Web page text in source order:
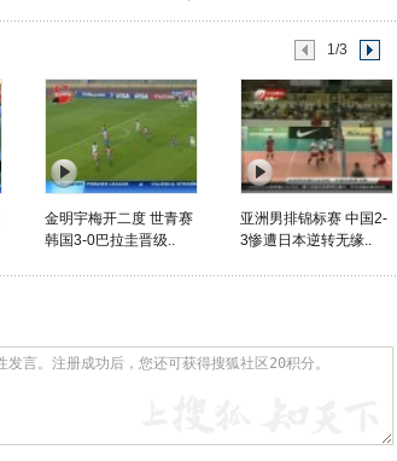
1/3
金明宇梅开二度 世青赛
韩国3-0巴拉圭晋级..
亚洲男排锦标赛 中国2-
3惨遭日本逆转无缘..